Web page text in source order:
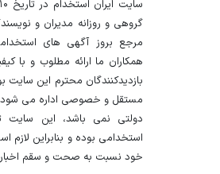
گروهی و روزانه مدیران و
مرجع بروز آگهی های
همکاران ما ارائه مطلوب و
بازدیدکنندگان محترم این
مستقل و خصوصی اداره می شود
دولتی نمی باشد، این سایت
استخدامی بوده و بنابراین لازم
خود نسبت به صحت و سقم اخبار